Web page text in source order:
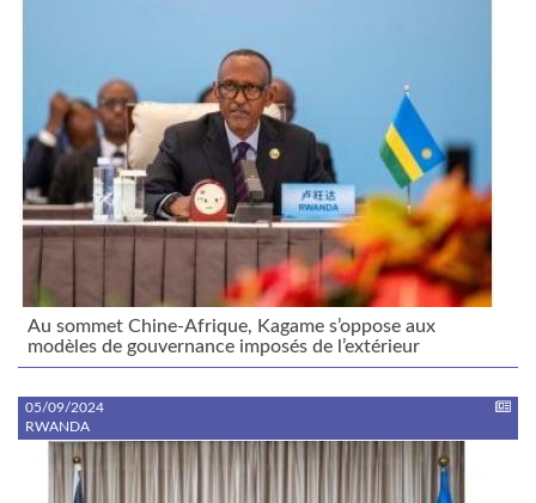
Au sommet Chine-Afrique, Kagame s’oppose aux
modèles de gouvernance imposés de l’extérieur
05/09/2024
RWANDA